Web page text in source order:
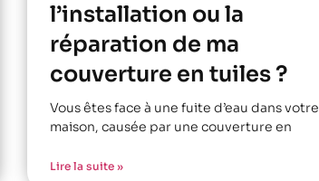
l’installation ou la
réparation de ma
couverture en tuiles ?
Vous êtes face à une fuite d’eau dans votre
maison, causée par une couverture en
Lire la suite »